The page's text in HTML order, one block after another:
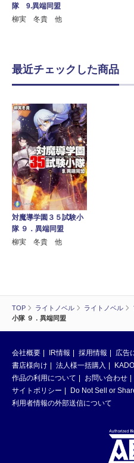
TOP ライトノベル ライトノベル
小隊 ９．異端同盟
隊 9.異端同盟
柳実 冬貴 他
最近チェックした商品
対魔導学園３５試験小
隊 ９．異端同盟
柳実 冬貴 他
会社概要 IR情報 採用情報 広告
書店様向け
法人様一括購入
作品の利用について
お問い合わせ
サイトポリシー
Do Not Sell or
利用者情報の外部送信について